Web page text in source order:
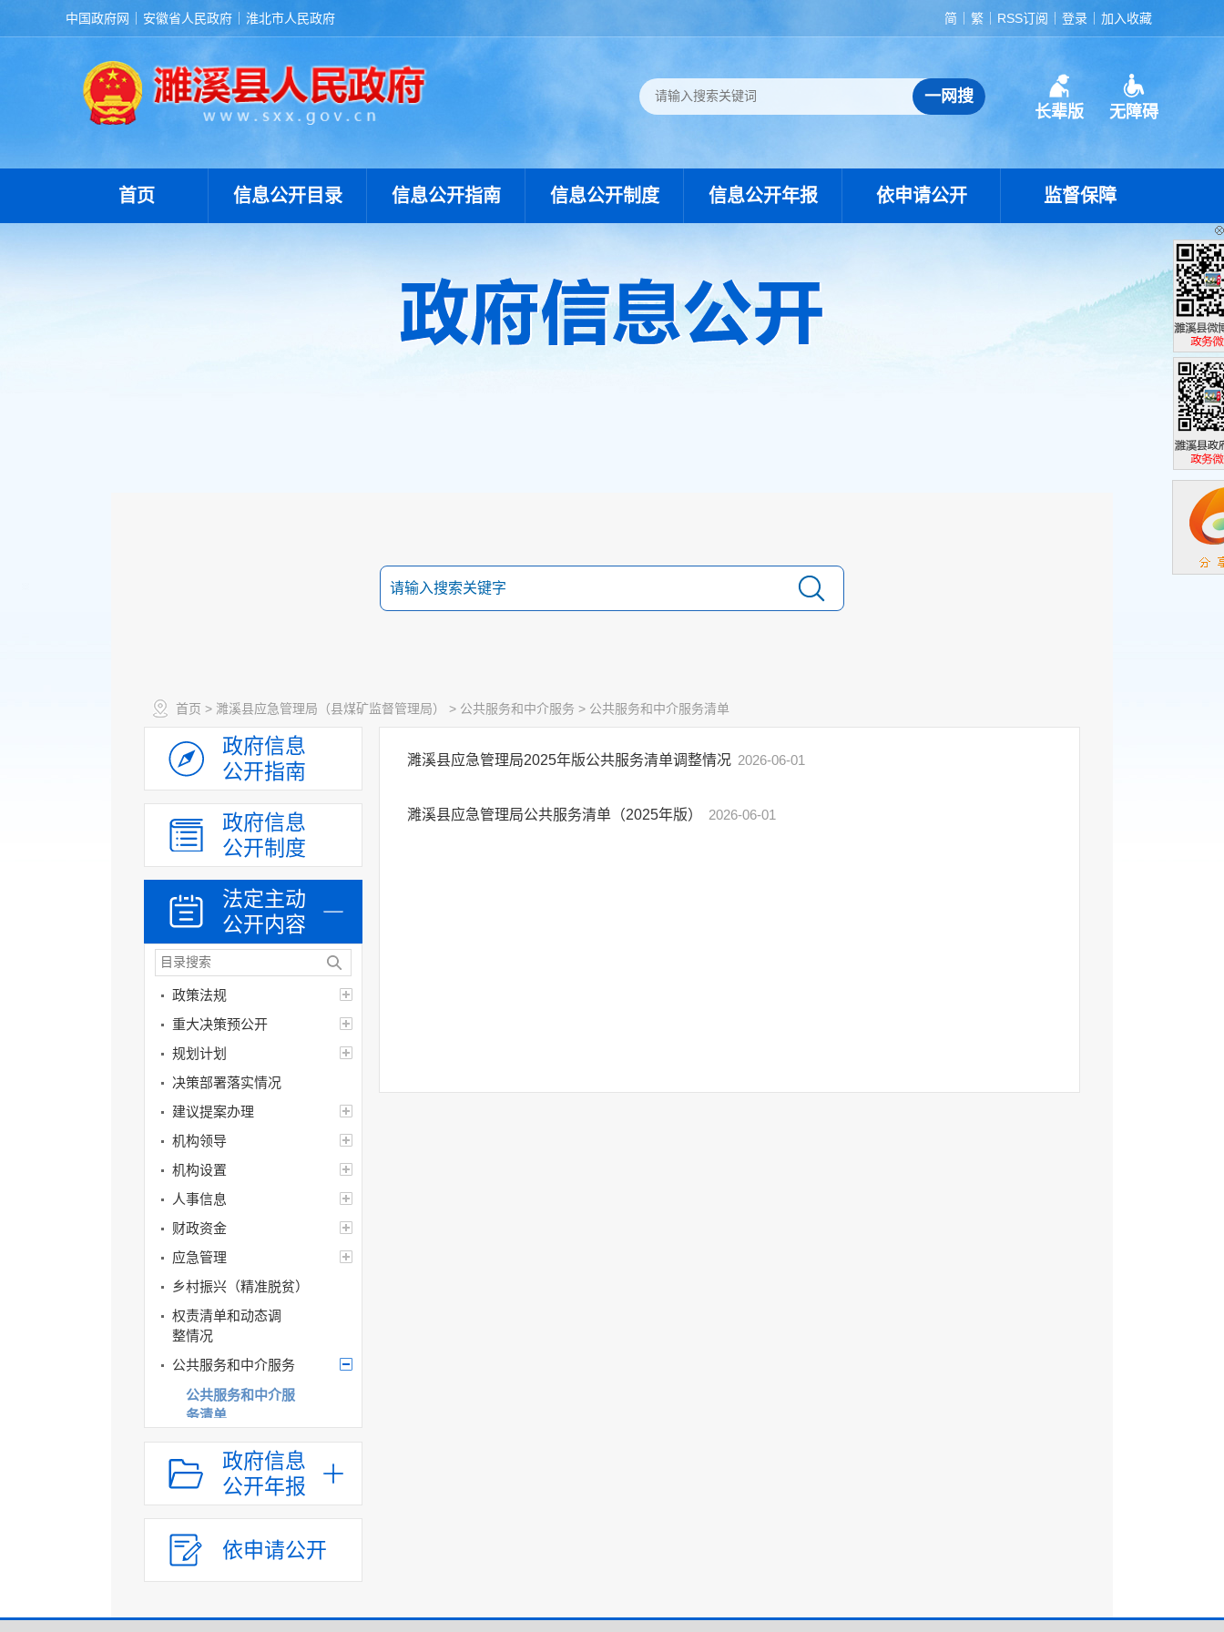
中国政府网 安徽省人民政府 淮北市人民政府 简 繁 RSS订阅 登录 加入收藏
长辈版 无障碍
首页 信息公开目录 信息公开指南 信息公开制度 信息公开年报 依申请公开 监督保障
首页 > 濉溪县应急管理局（县煤矿监督管理局） > 公共服务和中介服务 > 公共服务和中介服务清单
政府信息
公开指南
政府信息
公开制度
法定主动
公开内容
政策法规
重大决策预公开
规划计划
决策部署落实情况
建议提案办理
机构领导
机构设置
人事信息
财政资金
应急管理
乡村振兴（精准脱贫）
权责清单和动态调
整情况
公共服务和中介服务
公共服务和中介服
务清单
服务办理结果
行政权力运行
“双随机、一公开”
招标采购
上级政策解读
政府信息
公开年报
依申请公开
濉溪县应急管理局2025年版公共服务清单调整情况 2026-06-01
濉溪县应急管理局公共服务清单（2025年版） 2026-06-01
濉溪县政
政务微博
濉溪县政
政务微信